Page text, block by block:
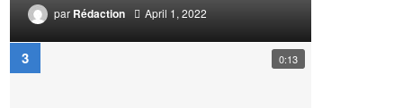
par Rédaction April 1, 2022
0:13